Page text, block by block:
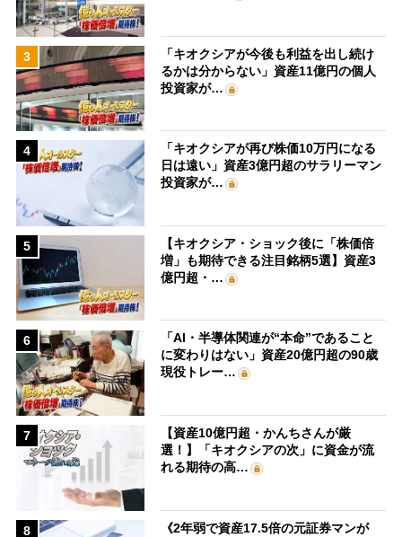
3
「キオクシアが今後も利益を出し続け
るかは分からない」資産11億円の個人
投資家が…
4
「キオクシアが再び株価10万円になる
日は遠い」資産3億円超のサラリーマン
投資家が…
5
【キオクシア・ショック後に「株価倍
増」も期待できる注目銘柄5選】資産3
億円超・…
6
「AI・半導体関連が“本命”であること
に変わりはない」資産20億円超の90歳
現役トレー…
7
【資産10億円超・かんちさんが厳
選！】「キオクシアの次」に資金が流
れる期待の高…
8 《2年弱で資産17.5倍の元証券マンが